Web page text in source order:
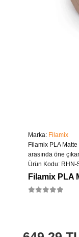
Marka: Filamix
Filamix PLA
arasında öne
Ürün Kodu: RHN-
Filamix PLA